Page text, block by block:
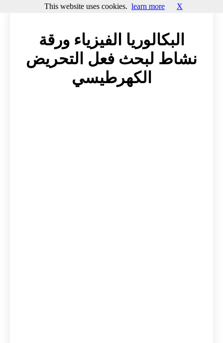
البكالوريا الفيزياء ورقة
نشاط لبحث فعل التحريض
الكهرطيسي
This website uses cookies. learn more X